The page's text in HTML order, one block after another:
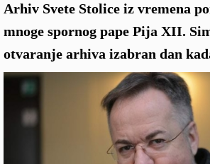
Arhiv Svete Stolice iz vremena
mnoge spornog pape Pija XII.
otvaranje arhiva izabran dan